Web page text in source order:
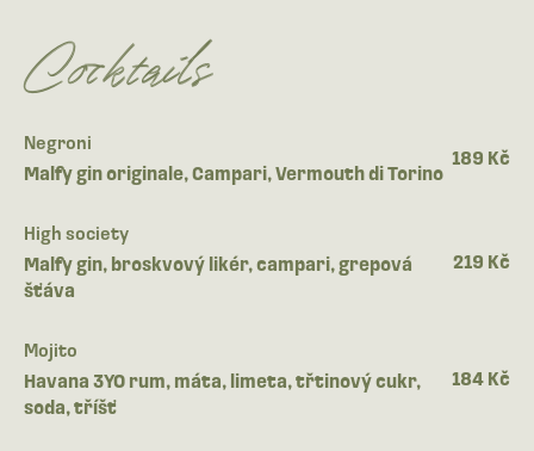
Cocktails
Negroni
Malfy gin originale, Campari, Vermouth di Torino
189 Kč
High society
Malfy gin, broskvový likér, campari, grepová
šťáva
219 Kč
Mojito
Havana 3YO rum, máta, limeta, třtinový cukr,
soda, tříšť
184 Kč